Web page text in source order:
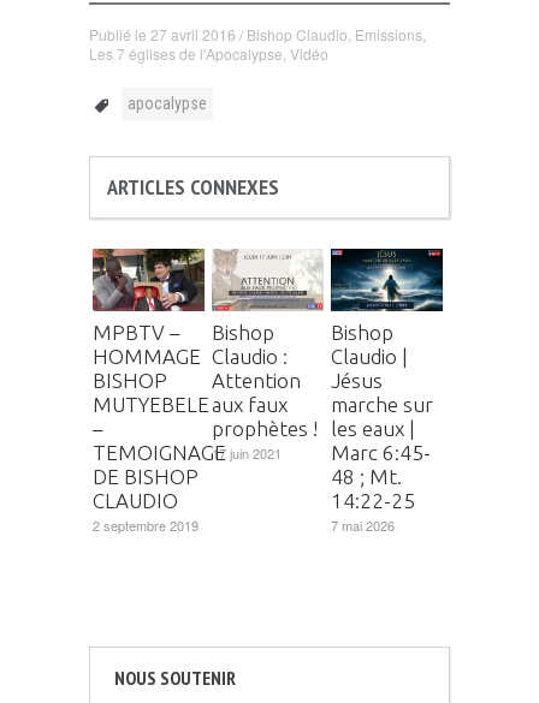
Publié le 27 avril 2016 / Bishop Claudio Emissions
Les 7 églises de l'Apocalypse Vidéo
apocalypse
ARTICLES CONNEXES
MPBTV –
HOMMAGE
BISHOP
MUTYEBELE
–
TEMOIGNAGE
DE BISHOP
CLAUDIO
2 septembre 2019
Bishop
Claudio :
Attention
aux faux
prophètes !
17 juin 2021
Bishop
Claudio |
Jésus
marche sur
les eaux |
Marc 6:45-
48 ; Mt.
14:22-25
7 mai 2026
NOUS SOUTENIR